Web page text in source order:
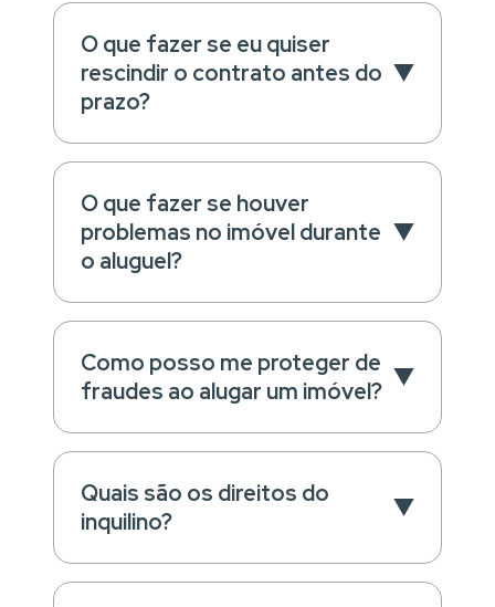
O que fazer se eu quiser
rescindir o contrato antes do
prazo?
O que fazer se houver
problemas no imóvel durante
o aluguel?
Como posso me proteger de
fraudes ao alugar um imóvel?
Quais são os direitos do
inquilino?